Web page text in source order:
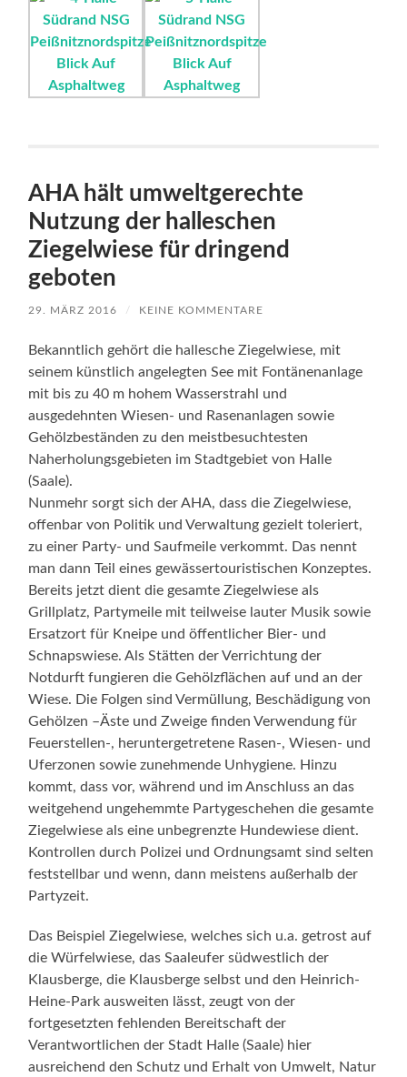
AHA hält umweltgerechte
Nutzung der halleschen
Ziegelwiese für dringend
geboten
29. MÄRZ 2016 / KEINE KOMMENTARE
Bekanntlich gehört die hallesche Ziegelwiese, mit
seinem künstlich angelegten See mit Fontänenanlage
mit bis zu 40 m hohem Wasserstrahl und
ausgedehnten Wiesen- und Rasenanlagen sowie
Gehölzbeständen zu den meistbesuchtesten
Naherholungsgebieten im Stadtgebiet von Halle
(Saale).
Nunmehr sorgt sich der AHA, dass die Ziegelwiese,
offenbar von Politik und Verwaltung gezielt toleriert,
zu einer Party- und Saufmeile verkommt. Das nennt
man dann Teil eines gewässertouristischen Konzeptes.
Bereits jetzt dient die gesamte Ziegelwiese als
Grillplatz, Partymeile mit teilweise lauter Musik sowie
Ersatzort für Kneipe und öffentlicher Bier- und
Schnapswiese. Als Stätten der Verrichtung der
Notdurft fungieren die Gehölzflächen auf und an der
Wiese. Die Folgen sind Vermüllung, Beschädigung von
Gehölzen –Äste und Zweige finden Verwendung für
Feuerstellen-, heruntergetretene Rasen-, Wiesen- und
Uferzonen sowie zunehmende Unhygiene. Hinzu
kommt, dass vor, während und im Anschluss an das
weitgehend ungehemmte Partygeschehen die gesamte
Ziegelwiese als eine unbegrenzte Hundewiese dient.
Kontrollen durch Polizei und Ordnungsamt sind selten
feststellbar und wenn, dann meistens außerhalb der
Partyzeit.
Das Beispiel Ziegelwiese, welches sich u.a. getrost auf
die Würfelwiese, das Saaleufer südwestlich der
Klausberge, die Klausberge selbst und den Heinrich-
Heine-Park ausweiten lässt, zeugt von der
fortgesetzten fehlenden Bereitschaft der
Verantwortlichen der Stadt Halle (Saale) hier
ausreichend den Schutz und Erhalt von Umwelt, Natur